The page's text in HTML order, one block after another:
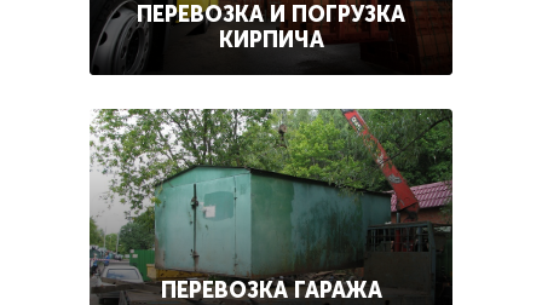
ПЕРЕВОЗКА И ПОГРУЗКА
КИРПИЧА
ПЕРЕВОЗКА ГАРАЖА